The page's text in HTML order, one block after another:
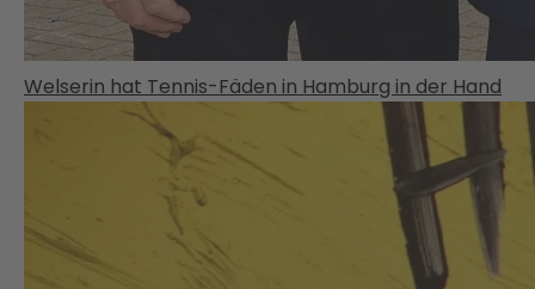
Welserin hat Tennis-Fäden in Hamburg in der Hand